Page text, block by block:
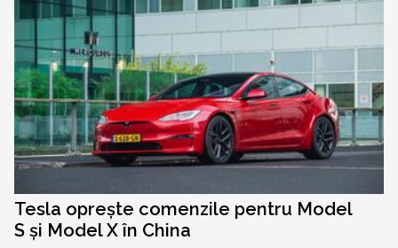
Tesla oprește comenzile pentru Model
S și Model X în China